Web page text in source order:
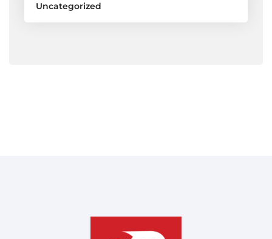
Uncategorized